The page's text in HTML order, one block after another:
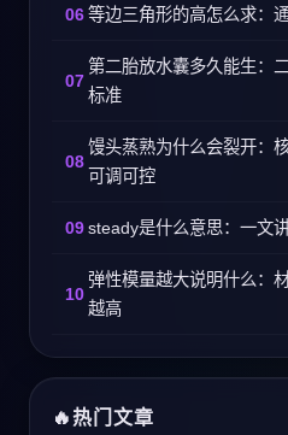
等边三角形的高怎么求：
第二胎放水囊多久能生：
标准
馒头蒸熟为什么会裂开：
可调可控
steady是什么意思：一文
弹性模量越大说明什么：
越高
热门文章